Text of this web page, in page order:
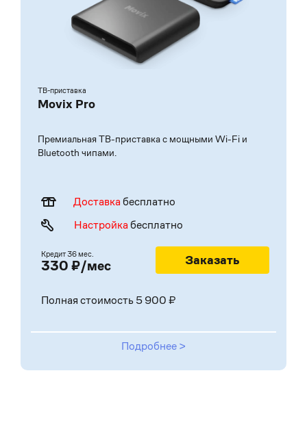
ТВ-приставка
Movix Pro
Премиальная ТВ-приставка с мощными Wi-Fi и
Bluetooth чипами.
Доставкабесплатно
Настройкабесплатно
Кредит36 мес.
330 ₽/мес Заказать
Полная стоимость 5 900 ₽
Подробнее >